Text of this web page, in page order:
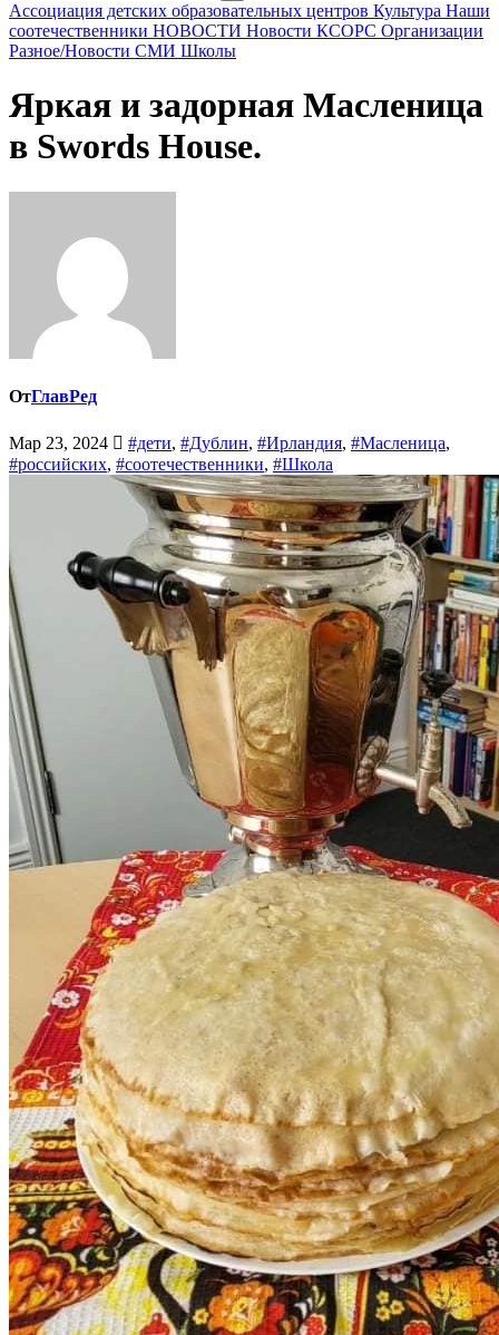
Ассоциация детских образовательных центров Культура Наши
соотечественники НОВОСТИ Новости КСОРС Организации
Разное/Новости СМИ Школы
Яркая и задорная Масленица
в Swords House.
ОтГлавРед
Мар 23, 2024 #дети, #Дублин, #Ирландия, #Масленица,
#российских, #соотечественники, #Школа